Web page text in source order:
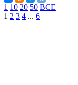
1 10 20 50 ВСЕ
1 2 3 4 ... 6